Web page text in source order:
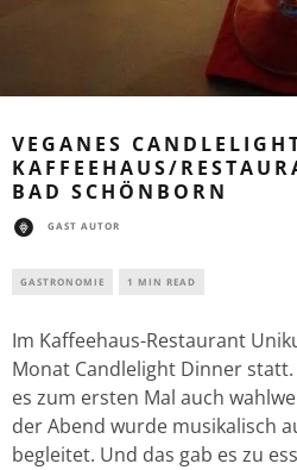
VEGANES
KAFFEEHAUS/
BAD SCHÖNBORN
GAST AUTOR
GASTRONOMIE 1 MIN READ
Im Kaffeehaus-Restaurant
Monat Candlelight Dinner statt.
es zum ersten Mal auch
der Abend wurde musikalisch
begleitet. Und das gab es zu